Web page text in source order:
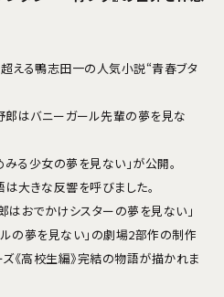
える鴨志田一の人気小説“青春ブタ
郎はバニーガール先輩の夢を見な
る少女の夢を見ない」が公開。
大きな反響を呼びました。
はおでかけシスターの夢を見ない」
の夢を見ない」の劇場2部作の制作
《高校生編》完結の物語が描かれま